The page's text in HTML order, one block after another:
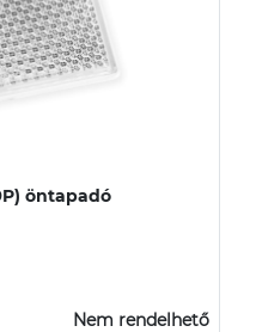
öntapadó
Nem rendelhető